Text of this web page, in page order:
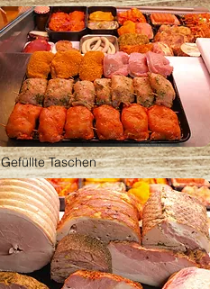
Gefüllte Taschen